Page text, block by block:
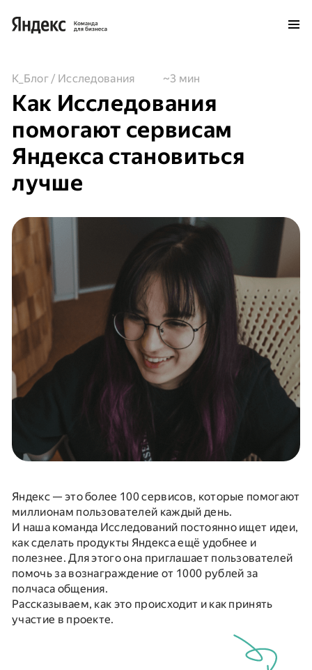
К_Блог/ Исследования ~3 мин
Как Исследования
помогают сервисам
Яндекса становиться
лучше
Яндекс — это более 100 сервисов, которые помогают
миллионам пользователей каждый день.
И наша команда Исследований постоянно ищет идеи,
как сделать продукты Яндекса ещё удобнее и
полезнее. Для этого она приглашает пользователей
помочь за вознаграждение от 1000 рублей за
полчаса общения.
Рассказываем, как это происходит и как принять
участие в проекте.